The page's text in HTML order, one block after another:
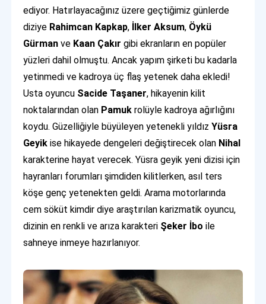
ediyor. Hatırlayacağınız üzere geçtiğimiz günlerde
diziye Rahimcan Kapkap, İlker Aksum, Öykü
Gürman ve Kaan Çakır gibi ekranların en popüler
yüzleri dahil olmuştu. Ancak yapım şirketi bu kadarla
yetinmedi ve kadroya üç flaş yetenek daha ekledi!
Usta oyuncu Sacide Taşaner, hikayenin kilit
noktalarından olan Pamuk rolüyle kadroya ağırlığını
koydu. Güzelliğiyle büyüleyen yetenekli yıldızYüsra
Geyik ise hikayede dengeleri değiştirecek olan Nihal
karakterine hayat verecek. Yüsra geyik yeni dizisi için
hayranları forumları şimdiden kilitlerken, asıl ters
köşe genç yetenekten geldi. Arama motorlarında
cem söküt kimdir diye araştırılan karizmatik oyuncu,
dizinin en renkli ve arıza karakteri Şeker İbo ile
sahneye inmeye hazırlanıyor.